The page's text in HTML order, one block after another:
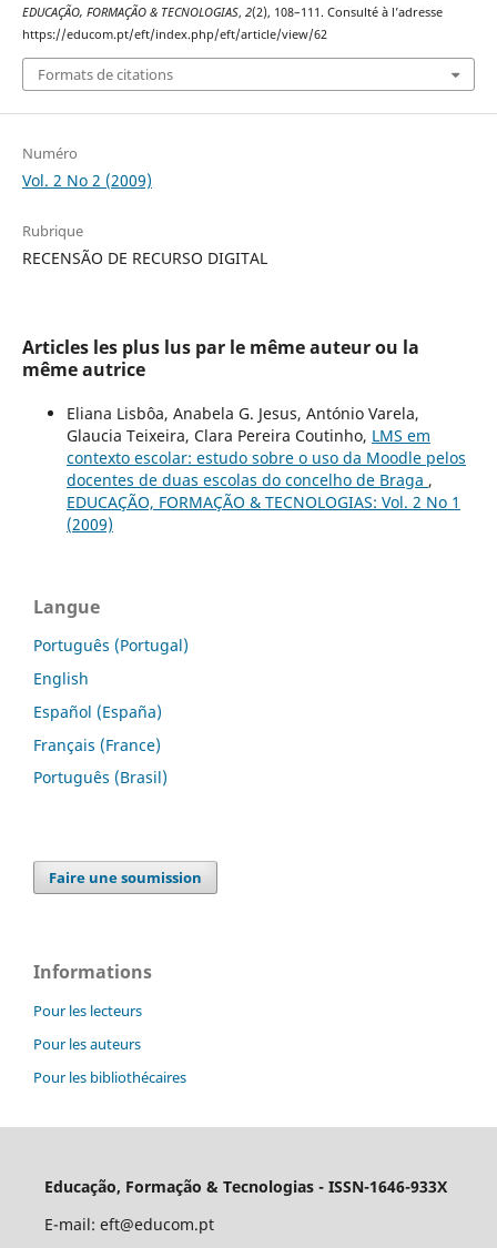
EDUCAÇÃO, FORMAÇÃO & TECNOLOGIAS, 2(2), 108–111. Consulté à l’adresse
https://educom.pt/eft/index.php/eft/article/view/62
Formats de citations
Numéro
Vol. 2 No 2 (2009)
Rubrique
RECENSÃO DE RECURSO DIGITAL
Articles les plus lus par le même auteur ou la
même autrice
Eliana Lisbôa, Anabela G. Jesus, António Varela,
Glaucia Teixeira, Clara Pereira Coutinho, LMS em
contexto escolar: estudo sobre o uso da Moodle pelos
docentes de duas escolas do concelho de Braga ,
EDUCAÇÃO, FORMAÇÃO & TECNOLOGIAS: Vol. 2 No 1
(2009)
Langue
Português (Portugal)
English
Español (España)
Français (France)
Português (Brasil)
Faire une soumission
Informations
Pour les lecteurs
Pour les auteurs
Pour les bibliothécaires
Educação, Formação & Tecnologias - ISSN-1646-933X
E-mail: eft@educom.pt